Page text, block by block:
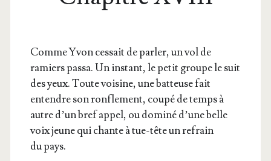
Comme Yvon ces­sait de par­ler, un vol de
ramiers pas­sa. Un ins­tant, le petit groupe le suit
des yeux. Toute voi­sine, une bat­teuse fait
entendre son ron­fle­ment, cou­pé de temps à
autre d’un bref appel, ou domi­né d’une belle
voix jeune qui chante à tue-tête un refrain
du pays.